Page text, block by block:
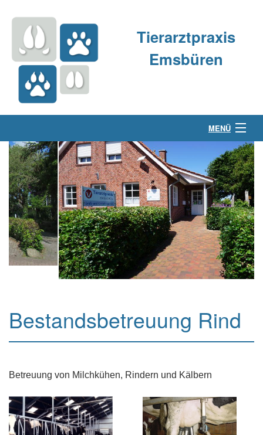
Tierarztpraxis
Emsbüren
MENÜ
Über uns
Kleintierpraxis
Großtierpraxis
Kontakt & Anfahrt
Bestandsbetreuung Rind
Betreuung von Milchkühen, Rindern und Kälbern